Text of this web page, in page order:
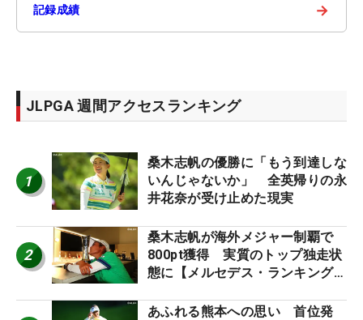
記録成績 →
JLPGA 週間アクセスランキング
1
桑木志帆の優勝に「もう到達しな
いんじゃないか」 全英帰りの永
井花奈が受け止めた現実
2
桑木志帆が海外メジャー制覇で
800pt獲得 実質のトップ独走状
態に【メルセデス・ランキング番
あふれる熊本への思い 首位発